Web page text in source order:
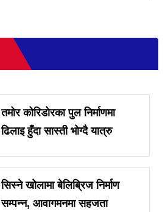
तमोर कोरिडोरका पुल निर्माणमा
ढिलाइ हुँदा सास्ती भोग्दै यात्रु
सिस्ने खोलामा बेलिब्रिज निर्माण
सम्पन्न, आवागमनमा सहजता